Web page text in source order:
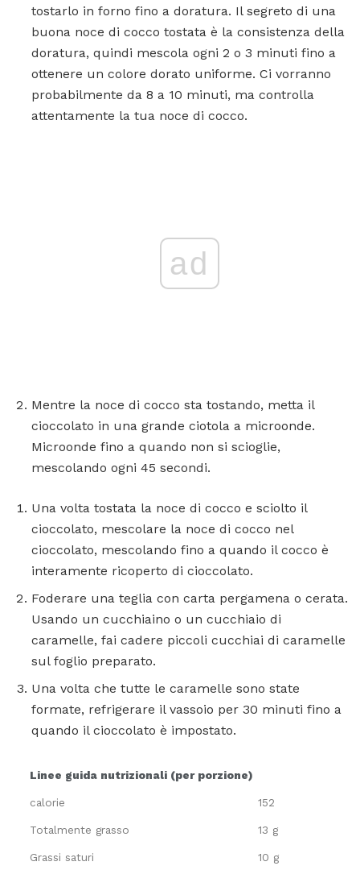
tostarlo in forno fino a doratura. Il segreto di una
buona noce di cocco tostata è la consistenza della
doratura, quindi mescola ogni 2 o 3 minuti fino a
ottenere un colore dorato uniforme. Ci vorranno
probabilmente da 8 a 10 minuti, ma controlla
attentamente la tua noce di cocco.
ad
Mentre la noce di cocco sta tostando, metta il
cioccolato in una grande ciotola a microonde.
Microonde fino a quando non si scioglie,
mescolando ogni 45 secondi.
Una volta tostata la noce di cocco e sciolto il
cioccolato, mescolare la noce di cocco nel
cioccolato, mescolando fino a quando il cocco è
interamente ricoperto di cioccolato.
Foderare una teglia con carta pergamena o cerata.
Usando un cucchiaino o un cucchiaio di
caramelle, fai cadere piccoli cucchiai di caramelle
sul foglio preparato.
Una volta che tutte le caramelle sono state
formate, refrigerare il vassoio per 30 minuti fino a
quando il cioccolato è impostato.
Linee guida nutrizionali (per porzione)
calorie 152
Totalmente grasso 13 g
Grassi saturi 10 g